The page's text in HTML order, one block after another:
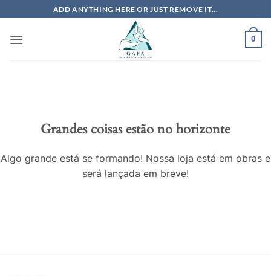
to
content
ADD ANYTHING HERE OR JUST REMOVE IT...
0
Grandes coisas estão no horizonte
Algo grande está se formando! Nossa loja está em obras e
será lançada em breve!